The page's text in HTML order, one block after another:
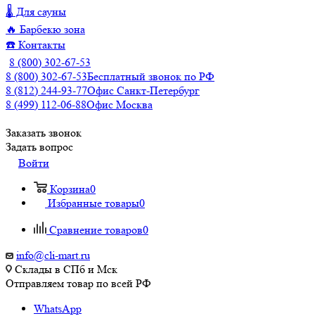
🌡️ Для сауны
🔥 Барбекю зона
☎️ Контакты
8 (800) 302-67-53
8 (800) 302-67-53Бесплатный звонок по РФ
8 (812) 244-93-77Офис Санкт-Петербург
8 (499) 112-06-88Офис Москва
Заказать звонок
Задать вопрос
Войти
Корзина0
Избранные товары0
Сравнение товаров0
info@cli-mart.ru
Склады в СПб и Мск
Отправляем товар по всей РФ
WhatsApp